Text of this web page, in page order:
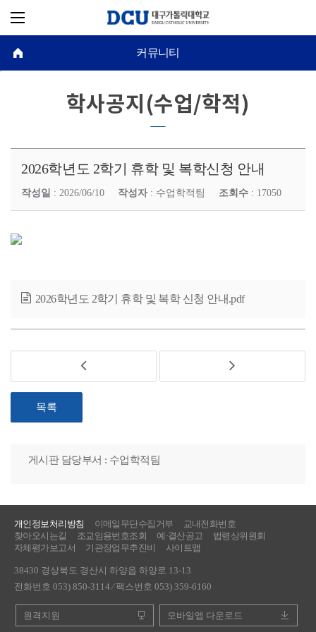
커뮤니티
학사공지(수업/학적)
2026학년도 2학기 휴학 및 복학신청 안내
작성일 : 2026/06/10 작성자: 수업학적팀 조회수 : 17050
2026학년도 2학기 휴학 및 복학 신청 안내.pdf
목록
게시판 담당부서 : 수업학적팀
개인정보처리방침 이메일무단수집거부
교내전화번호
찾아오시는길
조교임용번호조회 예·결산공고
법령상위원회
자체평가보고서
기관장업무추진비 사이트맵
38430 경상북도 경산시 하양읍 하양로 13-13
전화번호 053) 850-3114 ⁄ 팩스번호 053) 359-6160
원격지원 모바일앱 다운로드